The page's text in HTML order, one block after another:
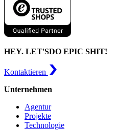
HEY. LET'SDO EPIC SHIT!
Kontaktieren
Unternehmen
Agentur
Projekte
Technologie